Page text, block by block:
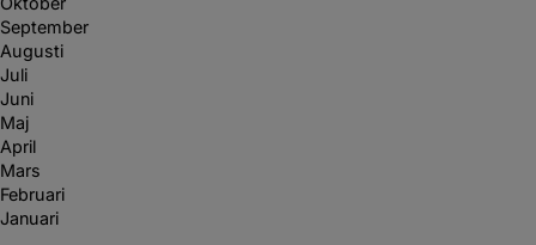
September
Augusti
Juli
Juni
Maj
April
Mars
Februari
Januari